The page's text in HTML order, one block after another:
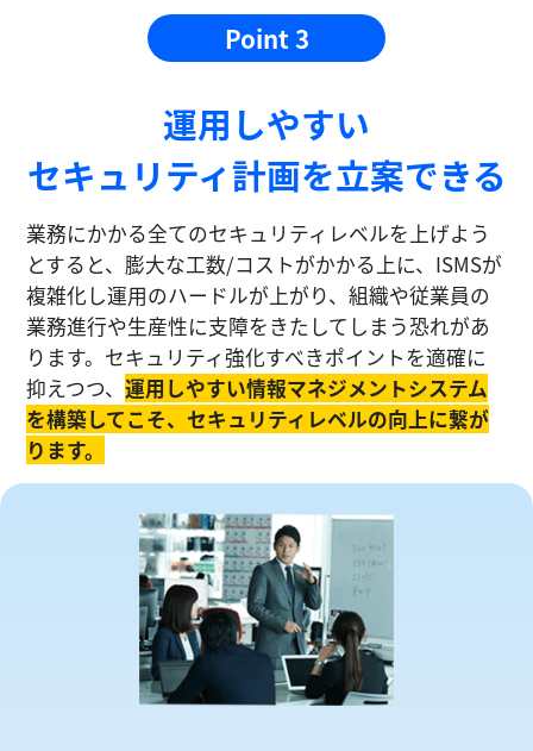
Point 3
運⽤しやすい
セキュリティ計画を⽴案できる
業務にかかる全てのセキュリティレベルを上げよう
とすると、膨大な工数/コストがかかる上に、ISMSが
複雑化し運⽤のハードルが上がり、組織や従業員の
業務進⾏や生産性に⽀障をきたしてしまう恐れがあ
ります。セキュリティ強化すべきポイントを適確に
抑えつつ、運⽤しやすい情報マネジメントシステム
を構築してこそ、セキュリティレベルの向上に繋が
ります。